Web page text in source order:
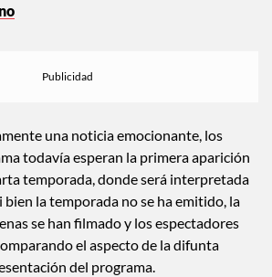
una noticia emocionante, los
todavía esperan la primera aparición
temporada, donde será interpretada
bien la temporada no se ha emitido, la
se han filmado y los espectadores
el aspecto de la difunta
del programa.